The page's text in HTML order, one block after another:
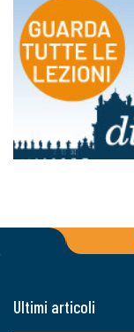
Ultimi articoli